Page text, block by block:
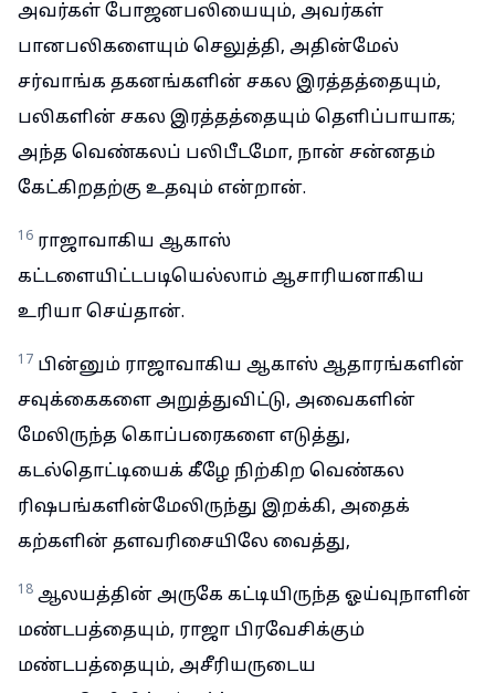
அவர்கள் போஜனபலியையும், அவர்கள்
பானபலிகளையும் செலுத்தி, அதின்மேல்
சர்வாங்க தகனங்களின் சகல இரத்தத்தையும்,
பலிகளின் சகல இரத்தத்தையும் தெளிப்பாயாக;
அந்த வெண்கலப் பலிபீடமோ, நான் சன்னதம்
கேட்கிறதற்கு உதவும் என்றான்.
16 ராஜாவாகிய ஆகாஸ்
கட்டளையிட்டபடியெல்லாம் ஆசாரியனாகிய
உரியா செய்தான்.
17 பின்னும் ராஜாவாகிய ஆகாஸ் ஆதாரங்களின்
சவுக்கைகளை அறுத்துவிட்டு, அவைகளின்
மேலிருந்த கொப்பரைகளை எடுத்து,
கடல்தொட்டியைக் கீழே நிற்கிற வெண்கல
ரிஷபங்களின்மேலிருந்து இறக்கி, அதைக்
கற்களின் தளவரிசையிலே வைத்து,
18 ஆலயத்தின் அருகே கட்டியிருந்த ஓய்வுநாளின்
மண்டபத்தையும், ராஜா பிரவேசிக்கும்
மண்டபத்தையும், அசீரியருடைய